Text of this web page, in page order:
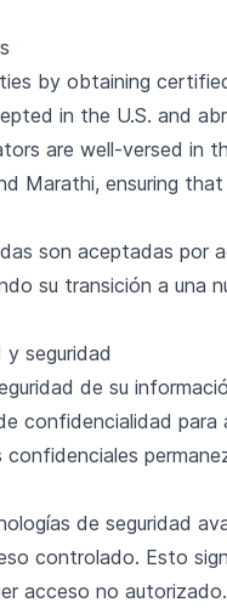
by obtaining
in the U.S. and
are well-versed in
Marathi, ensuring
son aceptadas por
su transición a una
seguridad
de su
confidencialidad para
de seguridad
controlado. Esto
acceso no